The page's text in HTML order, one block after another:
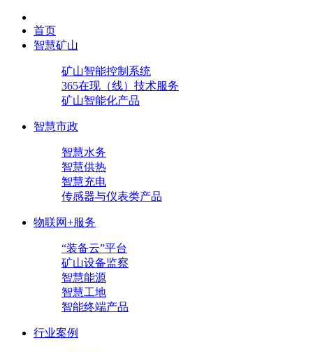
首页
智慧矿山
矿山智能控制系统
365在现（线）技术服务
矿山智能化产品
智慧市政
智慧水务
智慧供热
智慧充电
传感器与仪表类产品
物联网+服务
“装备云”平台
矿山设备监察
智慧能源
智慧工地
智能终端产品
行业案例